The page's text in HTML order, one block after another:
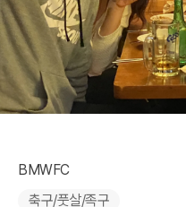
BMWFC
축구/풋살/족구